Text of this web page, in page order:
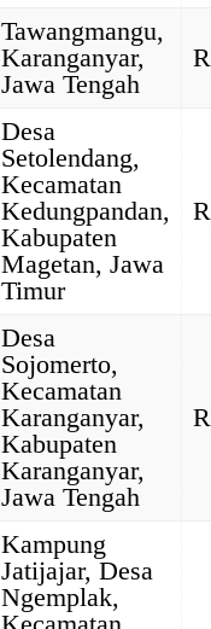
Tawangmangu,
Karanganyar,
Jawa Tengah
Desa
Setolendang,
Kecamatan
Kedungpandan,
Kabupaten
Magetan, Jawa
Timur
Desa
Sojomerto,
Kecamatan
Karanganyar,
Kabupaten
Karanganyar,
Jawa Tengah
Kampung
Jatijajar, Desa
Ngemplak,